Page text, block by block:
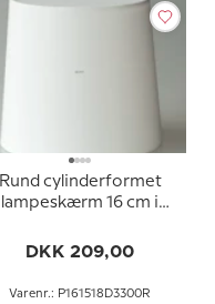
Rund cylinderformet
lampeskærm 16 cm i
DKK 209,00
Varenr.: P161518D3300R